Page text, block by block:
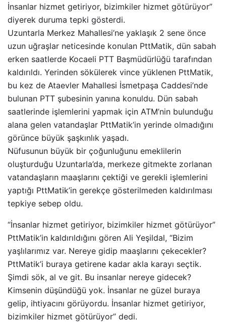
İnsanlar hizmet getiriyor, bizimkiler hizmet götürüyor”
diyerek duruma tepki gösterdi.
Uzuntarla Merkez Mahallesi’ne yaklaşık 2 sene önce
uzun uğraşlar neticesinde konulan PttMatik, dün sabah
erken saatlerde Kocaeli PTT Başmüdürlüğü tarafından
kaldırıldı. Yerinden sökülerek vince yüklenen PttMatik,
bu kez de Ataevler Mahallesi İsmetpaşa Caddesi’nde
bulunan PTT şubesinin yanına konuldu. Dün sabah
saatlerinde işlemlerini yapmak için ATM’nin bulunduğu
alana gelen vatandaşlar PttMatik’in yerinde olmadığını
görünce büyük şaşkınlık yaşadı.
Nüfusunun büyük bir çoğunluğunu emeklilerin
oluşturduğu Uzuntarla’da, merkeze gitmekte zorlanan
vatandaşların maaşlarını çektiği ve gerekli işlemlerini
yaptığı PttMatik’in gerekçe gösterilmeden kaldırılması
tepkiye sebep oldu.
“İnsanlar hizmet getiriyor, bizimkiler hizmet götürüyor”
PttMatik’in kaldırıldığını gören Ali Yeşildal, “Bizim
yaşlılarımız var. Nereye gidip maaşlarını çekecekler?
PttMatik’i buraya getirene kadar akla karayı seçtik.
Şimdi sök, al ve git. Bu insanlar nereye gidecek?
Kimsenin düşündüğü yok. İnsanlar ne güzel buraya
gelip, ihtiyacını görüyordu. İnsanlar hizmet getiriyor,
bizimkiler hizmet götürüyor” dedi.